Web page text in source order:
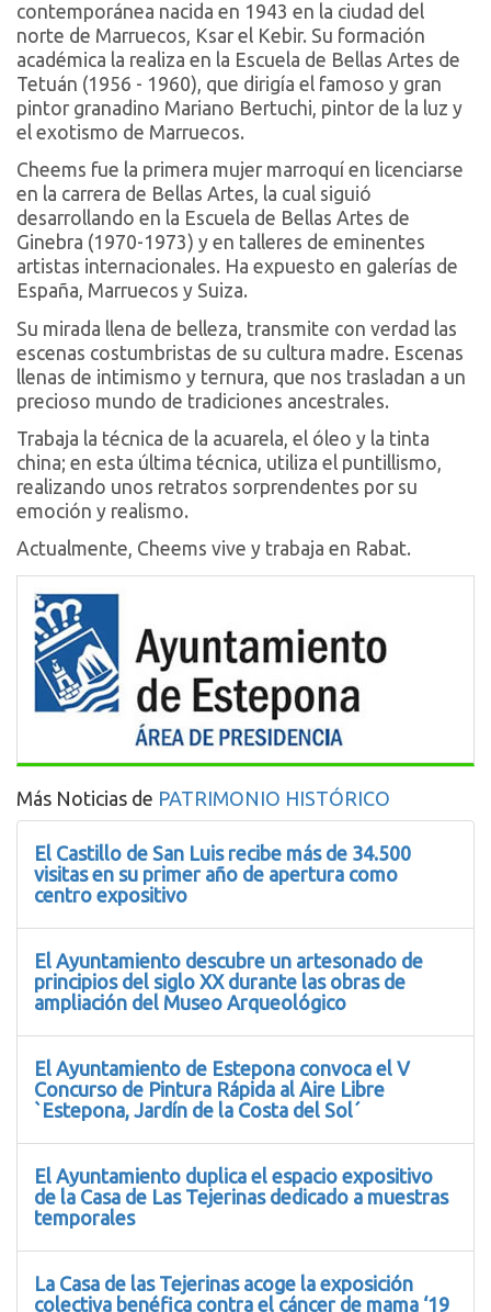
contemporánea nacida en 1943 en la ciudad del
norte de Marruecos, Ksar el Kebir. Su formación
académica la realiza en la Escuela de Bellas Artes de
Tetuán (1956 - 1960), que dirigía el famoso y gran
pintor granadino Mariano Bertuchi, pintor de la luz y
el exotismo de Marruecos.
Cheems fue la primera mujer marroquí en licenciarse
en la carrera de Bellas Artes, la cual siguió
desarrollando en la Escuela de Bellas Artes de
Ginebra (1970-1973) y en talleres de eminentes
artistas internacionales. Ha expuesto en galerías de
España, Marruecos y Suiza.
Su mirada llena de belleza, transmite con verdad las
escenas costumbristas de su cultura madre. Escenas
llenas de intimismo y ternura, que nos trasladan a un
precioso mundo de tradiciones ancestrales.
Trabaja la técnica de la acuarela, el óleo y la tinta
china; en esta última técnica, utiliza el puntillismo,
realizando unos retratos sorprendentes por su
emoción y realismo.
Actualmente, Cheems vive y trabaja en Rabat.
Más Noticias de PATRIMONIO HISTÓRICO
El Castillo de San Luis recibe más de 34.500
visitas en su primer año de apertura como
centro expositivo
El Ayuntamiento descubre un artesonado de
principios del siglo XX durante las obras de
ampliación del Museo Arqueológico
El Ayuntamiento de Estepona convoca el V
Concurso de Pintura Rápida al Aire Libre
`Estepona, Jardín de la Costa del Sol´
El Ayuntamiento duplica el espacio expositivo
de la Casa de Las Tejerinas dedicado a muestras
temporales
La Casa de las Tejerinas acoge la exposición
colectiva benéfica contra el cáncer de mama ‘19